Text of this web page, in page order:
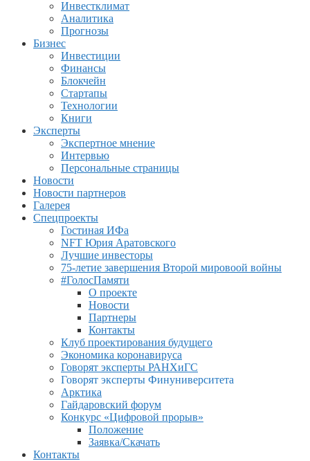
Инвестклимат
Аналитика
Прогнозы
Бизнес
Инвестиции
Финансы
Блокчейн
Стартапы
Технологии
Книги
Эксперты
Экспертное мнение
Интервью
Персональные страницы
Новости
Новости партнеров
Галерея
Спецпроекты
Гостиная ИФа
NFT Юрия Аратовского
Лучшие инвесторы
75-летие завершения Второй мировоой войны
#ГолосПамяти
О проекте
Новости
Партнеры
Контакты
Клуб проектирования будущего
Экономика коронавируса
Говорят эксперты РАНХиГС
Говорят эксперты Финуниверситета
Арктика
Гайдаровский форум
Конкурс «Цифровой прорыв»
Положение
Заявка/Скачать
Контакты